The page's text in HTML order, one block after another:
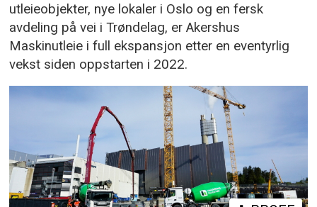
utleieobjekter, nye lokaler i Oslo og en fersk
avdeling på vei i Trøndelag, er Akershus
Maskinutleie i full ekspansjon etter en eventyrlig
vekst siden oppstarten i 2022.